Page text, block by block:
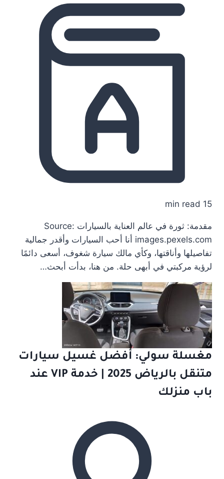
15 min read
مقدمة: ثورة في عالم العناية بالسيارات Source:
images.pexels.com أنا أحب السيارات وأقدر جمالية
تفاصيلها وأناقتها، وكأي مالك سيارة شغوف، أسعى دائمًا
لرؤية مركبتي في أبهى حلة. من هنا، بدأت أبحث…
مغسلة سولي: أفضل غسيل سيارات
متنقل بالرياض 2025 | خدمة VIP عند
باب منزلك